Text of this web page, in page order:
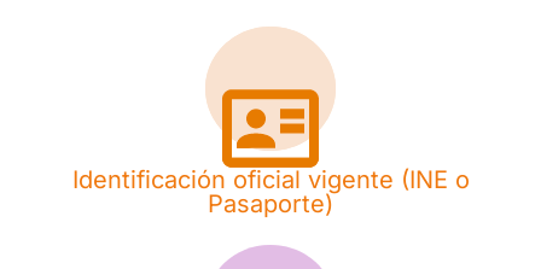
Identificación oficial vigente (INE o
Pasaporte)